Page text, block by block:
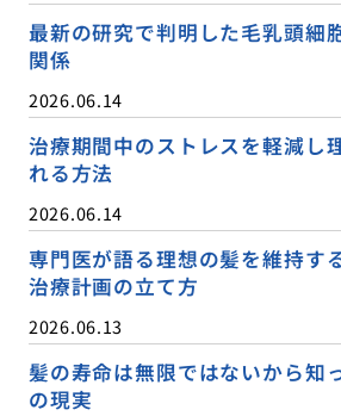
最新の研究で判明した毛乳頭細
関係
2026.06.14
治療期間中のストレスを軽減し
れる方法
2026.06.14
専門医が語る理想の髪を維持す
治療計画の立て方
2026.06.13
髪の寿命は無限ではないから知
の現実